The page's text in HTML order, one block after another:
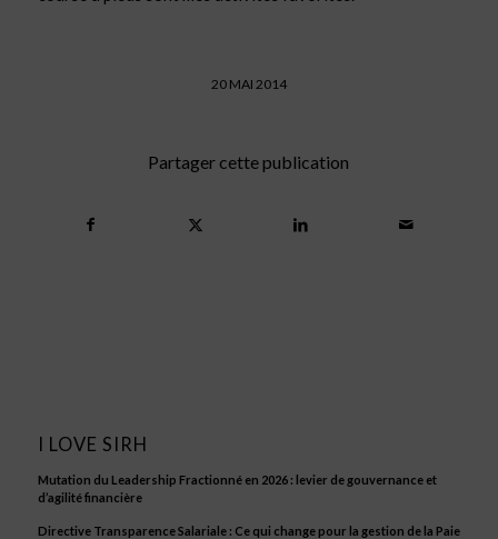
20 MAI 2014
Partager cette publication
I LOVE SIRH
Mutation du Leadership Fractionné en 2026 : levier de gouvernance et
d’agilité financière
Directive Transparence Salariale : Ce qui change pour la gestion de la Paie